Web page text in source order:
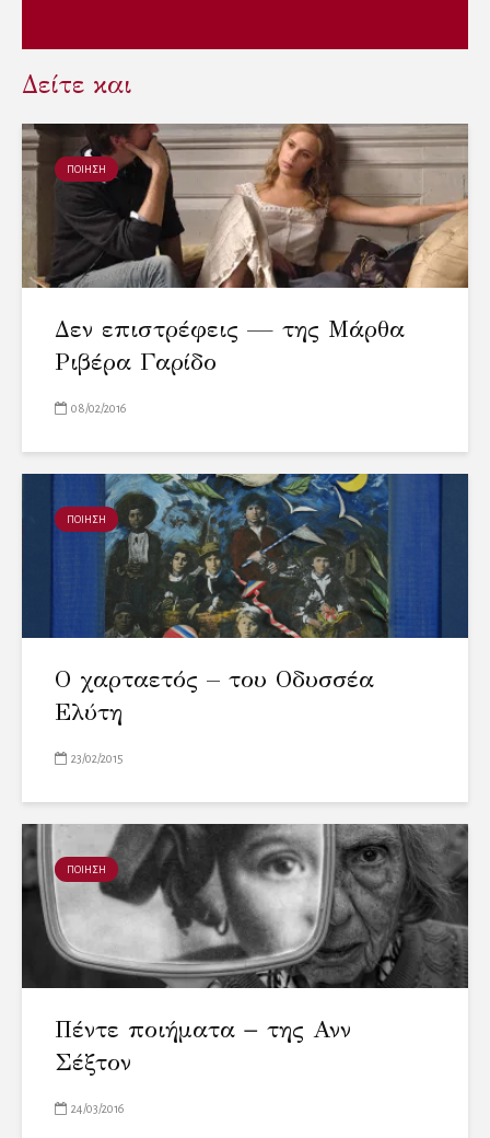
Δείτε και
ΠΟΙΗΣΗ
Δεν επιστρέφεις — της Μάρθα
Ριβέρα Γαρίδο
08/02/2016
ΠΟΙΗΣΗ
Ο χαρταετός – του Οδυσσέα
Ελύτη
23/02/2015
ΠΟΙΗΣΗ
Πέντε ποιήματα − της Ανν
Σέξτον
24/03/2016